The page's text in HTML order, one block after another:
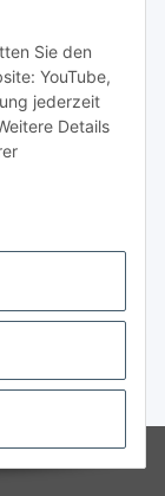
Sie den
YouTube,
jederzeit
Details